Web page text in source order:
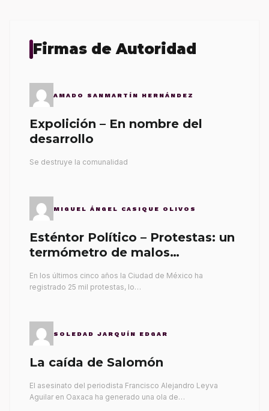
Firmas de Autoridad
AMADO SANMARTÍN HERNÁNDEZ
Expolición – En nombre del
desarrollo
Se destruye la comunalidad
MIGUEL ÁNGEL CASIQUE OLIVOS
Esténtor Político – Protestas: un
termómetro de malos
En los últimos cinco años la Ciudad de México ha
registrado 25 mil protestas, lo…
SOLEDAD JARQUÍN EDGAR
La caída de Salomón
El asesinato del periodista Francisco Alejandro Leyva
Aguilar en Oaxaca ha generado una ola de…